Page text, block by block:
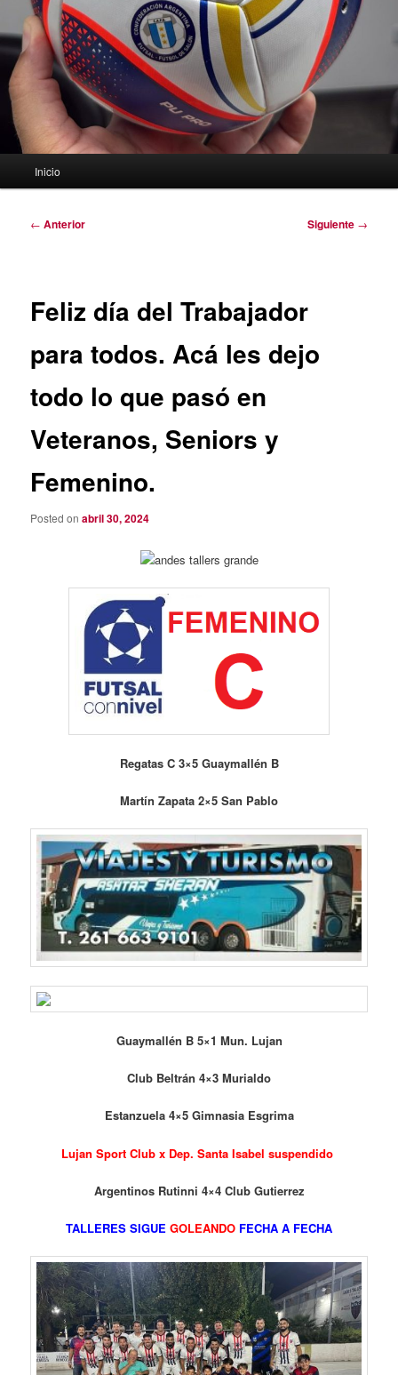
Inicio
Navegación
← Anterior Siguiente →
Feliz día del Trabajador
para todos. Acá les dejo
todo lo que pasó en
Veteranos, Seniors y
Femenino.
Posted onabril 30, 2024
Regatas C 3×5 Guaymallén B
Martín Zapata 2×5 San Pablo
Guaymallén B 5×1 Mun. Lujan
Club Beltrán 4×3 Murialdo
Estanzuela 4×5 Gimnasia Esgrima
Lujan Sport Club x Dep. Santa Isabel suspendido
Argentinos Rutinni 4×4 Club Gutierrez
TALLERES SIGUE GOLEANDO FECHA A FECHA